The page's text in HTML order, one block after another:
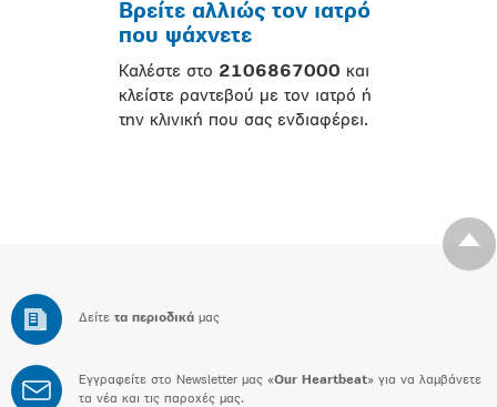
Βρείτε αλλιώς τον ιατρό
που ψάχνετε
Καλέστε στο 2106867000 και
κλείστε ραντεβού με τον ιατρό ή
την κλινική που σας ενδιαφέρει.
Δείτε τα περιοδικά μας
Εγγραφείτε στο Newsletter μας «Our Heartbeat» για να λαμβάνετε
τα νέα και τις παροχές μας.